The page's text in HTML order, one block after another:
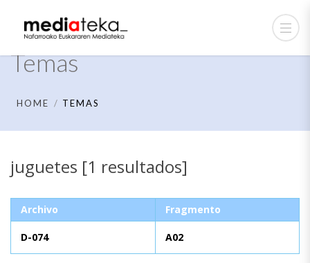
Temas
HOME TEMAS
juguetes [1 resultados]
Archivo Fragmento
D-074 A02